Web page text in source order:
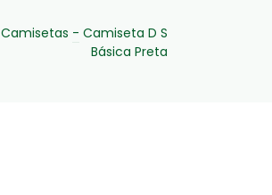
Camisetas - Camiseta D S
Básica Preta